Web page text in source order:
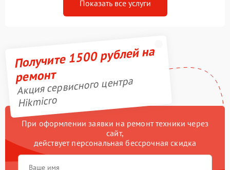
Показать все услуги
Получите 1500 рублей на
ремонт
Акция сервисного центра
Hikmicro
При оформлении заявки на ремонт техники через
сайт,
действует персональная бессрочная скидка